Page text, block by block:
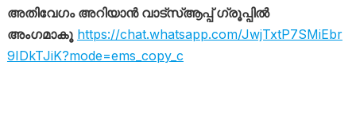
അതിവേഗം അറിയാൻ വാട്സ്ആപ്പ് ഗ്രൂപ്പിൽ
അംഗമാകൂ https://chat.whatsapp.com/JwjTxtP7SMiEbr
9IDkTJiK?mode=ems_copy_c